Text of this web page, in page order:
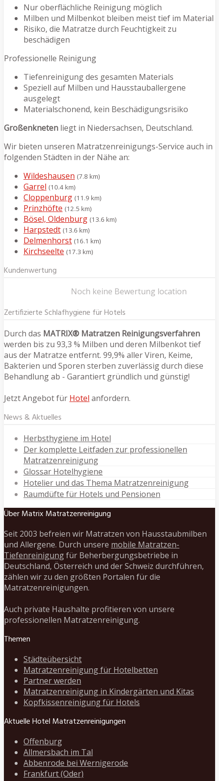
Nur oberflächliche Reinigung möglich
Milben und Milbenkot bleiben meist tief im Material
Risiko, die Matratze durch Feuchtigkeit zu
beschädigen
Professionelle Reinigung
Tiefenreinigung des gesamten Materials
Speziell auf Milben und Hausstauballergene
ausgelegt
Materialschonend, kein Beschädigungsrisiko
Großenkneten liegt in Niedersachsen, Deutschland.
Wir bieten unseren Matratzenreinigungs-Service auch in
folgenden Städten in der Nähe an:
Wildeshausen (7.8 km)
Garrel (10.4 km)
Cloppenburg (11.9 km)
Prinzhöfte (12.5 km)
Bösel, Oldenburg (13.6 km)
Harpstedt (13.6 km)
Delmenhorst (16.1 km)
Kirchseelte (17.3 km)
Kundenwertung
Noch keine Bewertung location
Zertifizierte Schlafhygiene für Hotels
Durch das MATRIX® Matratzen Reinigungsverfahren
werden bis zu 93,3 % Milben und deren Milbenkot tief
aus der Matratze entfernt. 99,9% aller Viren, Keime,
Bakterien und Sporen sterben zuverlässig durch diese
Behandlung ab - Garantiert gründlich und günstig!
Jetzt Angebot für Hotel anfordern.
News & Aktuelles
Herbsthygiene im Hotel
Der komplette Leitfaden zur professionellen
Matratzenreinigung
Glossar Hotelhygiene
Hotelier und das Thema Matratzenreinigung
Raumdüfte für Hotels und Pensionen
Über Matrix Matratzenreinigung
Seit 2003 befreien wir Matratzen von Hausstaubmilben
und Allergene. Durch unsere mobile Matratzen-
Tiefenreinigungfür Beherbergungsbetriebe in
Deutschland, Österreich und der Schweiz durchführen,
zählen wir zu den größten Portalen für die
Matratzenreinigungen.
Auch private Haushalte profitieren von unsere
professionellen Matratzenreinigung.
Themen
Städteübersicht
Matratzenreinigung für Hotelbetten
Partner werden
Matratzenreinigung in Kindergärten und Kitas
Kopfkissenreinigung für Hotels
Aktuelle Hotel Matratzenreinigungen
Offenburg
Allmersbach im Tal
Abbenrode bei Wernigerode
Frankfurt (Oder)